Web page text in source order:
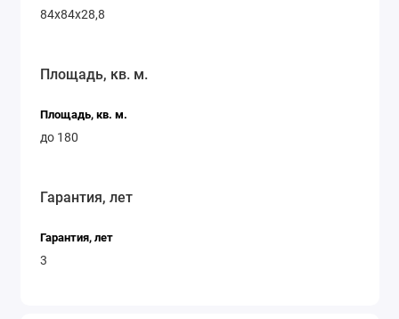
84x84x28,8
Площадь, кв. м.
Площадь, кв. м.
до 180
Гарантия, лет
Гарантия, лет
3